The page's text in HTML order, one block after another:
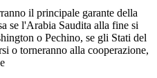
il principale garante della
se l'Arabia Saudita alla fine si
o Pechino, se gli Stati del
o torneranno alla cooperazione,